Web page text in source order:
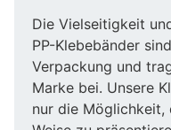
Die Vielseitigkeit
PP-Klebebänder
Verpackung und
Marke bei. Unsere
nur die